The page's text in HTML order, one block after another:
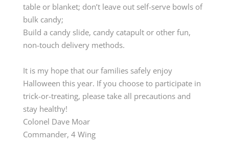
table or blanket; don’t leave out self-serve bowls of
bulk candy;
Build a candy slide, candy catapult or other fun,
non-touch delivery methods.
It is my hope that our families safely enjoy
Halloween this year. If you choose to participate in
trick-or-treating, please take all precautions and
stay healthy!
Colonel Dave Moar
Commander, 4 Wing